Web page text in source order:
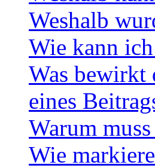
Weshalb
Wie kann
Was bewirkt
eines
Warum
Wie